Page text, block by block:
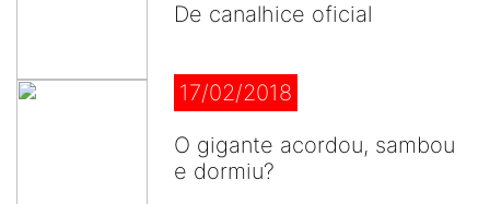
De canalhice oficial
17/02/2018
O gigante acordou, sambou
e dormiu?